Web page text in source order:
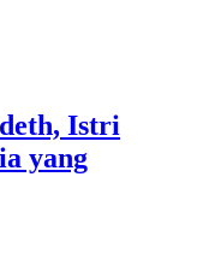
Istri
yang